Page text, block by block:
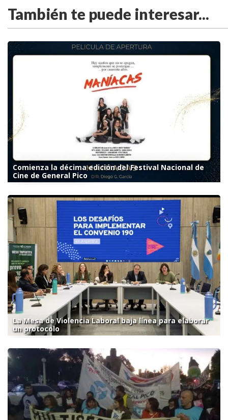
También te puede interesar...
Comienza la décima edición del Festival Nacional de
Cine de General Pico
La Mesa de Violencia Laboral baja línea para elaborar
un protocolo